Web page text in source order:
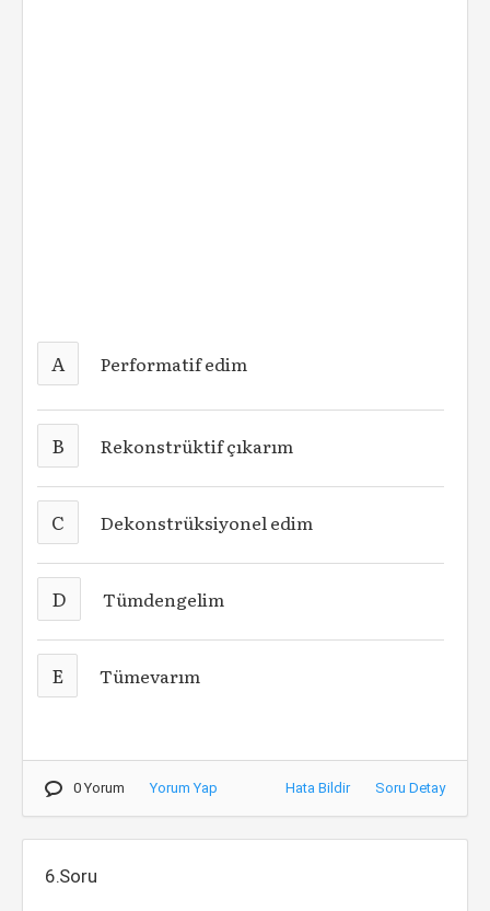
A Performatif edim
B Rekonstrüktif çıkarım
C Dekonstrüksiyonel edim
D Tümdengelim
E Tümevarım
0 Yorum Yorum Yap Hata Bildir Soru Detay
6.Soru